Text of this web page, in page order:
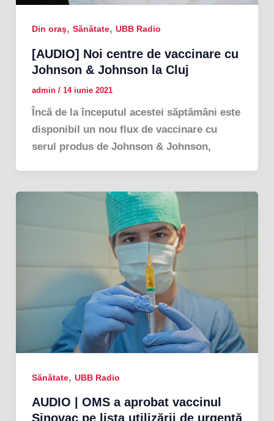
Din oraş, Sănătate, UBB Radio
[AUDIO] Noi centre de vaccinare cu
Johnson & Johnson la Cluj
admin / 14 iunie 2021
Încă de la începutul acestei săptămâni este
disponibil un nou flux de vaccinare cu
serul produs de Johnson & Johnson,
Sănătate, UBB Radio
AUDIO | OMS a aprobat vaccinul
Sinovac pe lista utilizării de urgență